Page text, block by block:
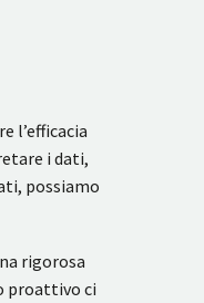
l’efficacia
i dati,
possiamo
rigorosa
proattivo ci